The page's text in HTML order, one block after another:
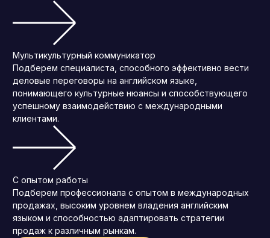
Мультикультурный коммуникатор
Подберем специалиста, способного эффективно вести
деловые переговоры на английском языке,
понимающего культурные нюансы и способствующего
успешному взаимодействию с международными
клиентами.
С опытом работы
Подберем профессионала с опытом в международных
продажах, высоким уровнем владения английским
языком и способностью адаптировать стратегии
продаж к различным рынкам.